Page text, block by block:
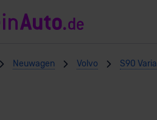
Neuwagen Volvo S90